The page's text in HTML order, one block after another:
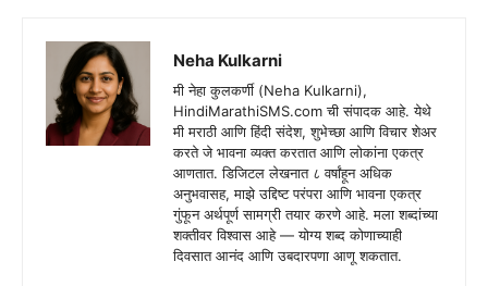
Neha Kulkarni
मी नेहा कुलकर्णी (Neha Kulkarni),
HindiMarathiSMS.com ची संपादक आहे. येथे
मी मराठी आणि हिंदी संदेश, शुभेच्छा आणि विचार शेअर
करते जे भावना व्यक्त करतात आणि लोकांना एकत्र
आणतात. डिजिटल लेखनात ८ वर्षांहून अधिक
अनुभवासह, माझे उद्दिष्ट परंपरा आणि भावना एकत्र
गुंफून अर्थपूर्ण सामग्री तयार करणे आहे. मला शब्दांच्या
शक्तीवर विश्वास आहे — योग्य शब्द कोणाच्याही
दिवसात आनंद आणि उबदारपणा आणू शकतात.